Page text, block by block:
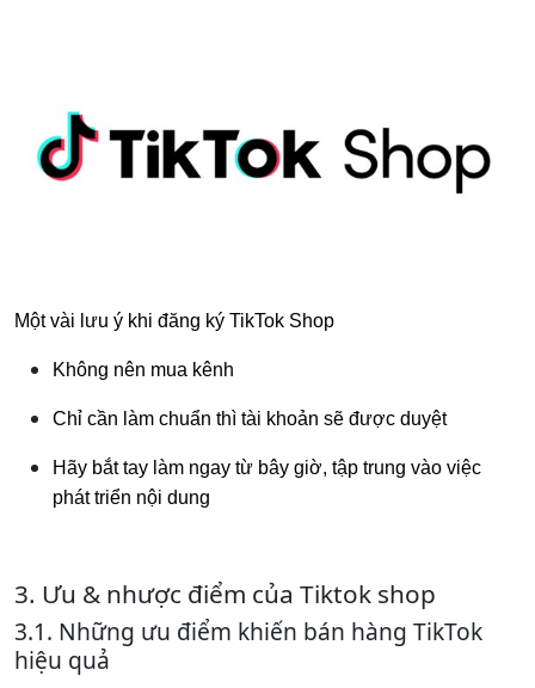
Một vài lưu ý khi đăng ký TikTok Shop
Không nên mua kênh
Chỉ cần làm chuẩn thì tài khoản sẽ được duyệt
Hãy bắt tay làm ngay từ bây giờ, tập trung vào việc
phát triển nội dung
3. Ưu & nhược điểm của Tiktok shop
3.1. Những ưu điểm khiến bán hàng TikTok
hiệu quả